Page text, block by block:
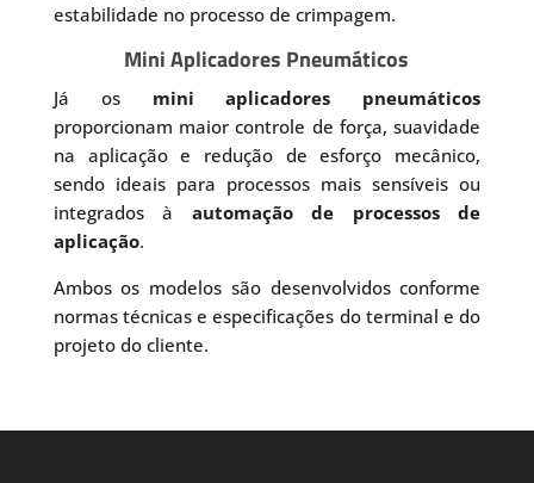
estabilidade no processo de crimpagem.
Mini Aplicadores Pneumáticos
Já os mini aplicadores pneumáticos
proporcionam maior controle de força, suavidade
na aplicação e redução de esforço mecânico,
sendo ideais para processos mais sensíveis ou
integrados à automação de processos de
aplicação.
Ambos os modelos são desenvolvidos conforme
normas técnicas e especificações do terminal e do
projeto do cliente.